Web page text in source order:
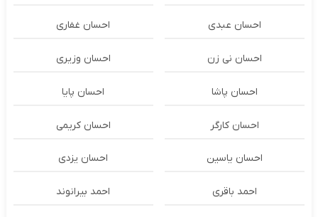
احسان عبدی احسان غفاری
احسان نی زن احسان وزیری
احسان پاشا احسان پایا
احسان کارگر احسان کریمی
احسان یاسین احسان یزدی
احمد باقری احمد بیرانوند